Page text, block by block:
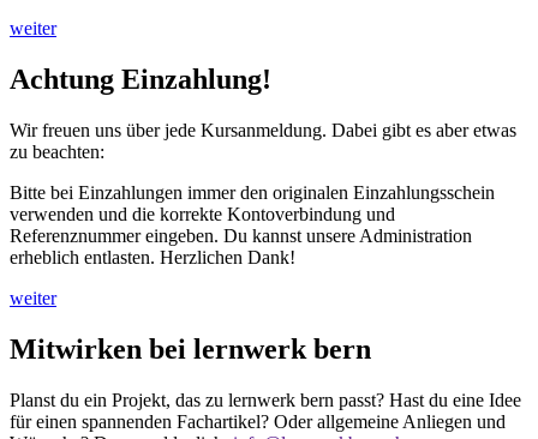
weiter
Achtung Einzahlung!
Wir freuen uns über jede Kursanmeldung. Dabei gibt es aber etwas
zu beachten:
Bitte bei Einzahlungen immer den originalen Einzahlungsschein
verwenden und die korrekte Kontoverbindung und
Referenznummer eingeben. Du kannst unsere Administration
erheblich entlasten. Herzlichen Dank!
weiter
Mitwirken bei lernwerk bern
Planst du ein Projekt, das zu lernwerk bern passt? Hast du eine Idee
für einen spannenden Fachartikel? Oder allgemeine Anliegen und